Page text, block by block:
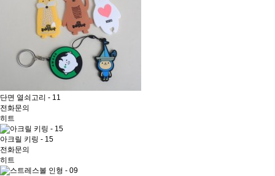
단면 열쇠고리 - 11
전화문의
히트
아크릴 키링 - 15
전화문의
히트